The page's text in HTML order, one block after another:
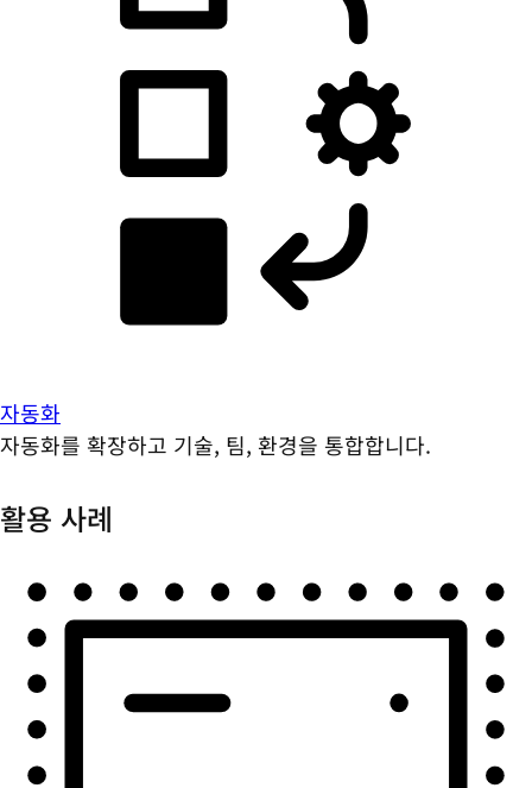
자동화
자동화를 확장하고 기술, 팀, 환경을 통합합니다.
활용 사례